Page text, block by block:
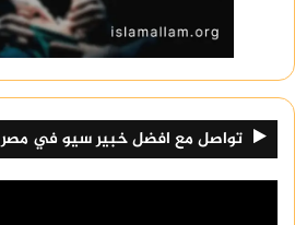
تواصل مع افضل خبير سيو في مصر